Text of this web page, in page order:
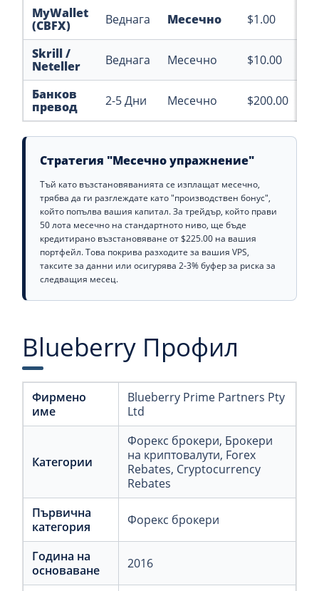
MyWallet
(CBFX)
Веднага Месечно $1.00
Skrill /
Neteller
Веднага Месечно $10.00
Банков
превод
2-5 Дни Месечно $200.00
Стратегия "Месечно упражнение"
Тъй като възстановяванията се изплащат месечно,
трябва да ги разглеждате като "производствен бонус",
който попълва вашия капитал. За трейдър, който прави
50 лота месечно на стандартното ниво, ще бъде
кредитирано възстановяване от $225.00 на вашия
портфейл. Това покрива разходите за вашия VPS,
таксите за данни или осигурява 2-3% буфер за риска за
следващия месец.
Blueberry Профил
Фирмено
име
Blueberry Prime Partners Pty
Ltd
Категории
Форекс брокери, Брокери
на криптовалути, Forex
Rebates, Cryptocurrency
Rebates
Първична
категория
Форекс брокери
Година на
основаване
2016